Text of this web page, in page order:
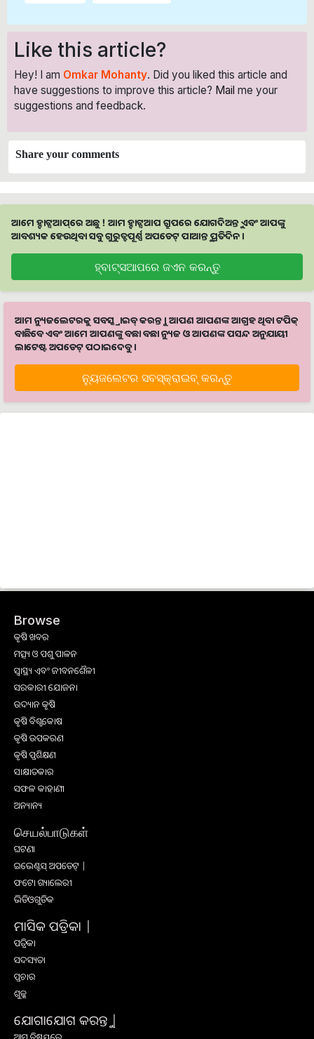
Like this article?
Hey! I am Omkar Mohanty. Did you liked this article and
have suggestions to improve this article? Mail me your
suggestions and feedback.
Share your comments
ଆମେ ହ୍ବାଟ୍ସଆପ୍‌ରେ ଅଛୁ ! ଆମ ହ୍ବାଟ୍ସଆପ ଗ୍ରୁପରେ ଯୋଗଦିଅନ୍ତୁ ଏବଂ ଆପଙ୍କୁ
ଆବଶ୍ୟକ ହେଉଥିବା ସବୁ ଗୁରୁତ୍ବପୂର୍ଣ୍ଣ ଅପଡେଟ୍‌ ପାଆନ୍ତୁ ପ୍ରତିଦିନ ।
ହ୍ବାଟ୍ସଆପରେ ଜଏନ କରନ୍ତୁ
ଆମ ନ୍ୟୁଜଲେଟରକୁ ସବସ୍କ୍ରାଇବ୍ କରନ୍ତୁ । ଆପଣ ଆପଣଙ୍କ ଆଗ୍ରହ ଥିବା ଟପିକ୍‌
ବାଛିବେ ଏବଂ ଆମେ ଆପଣଙ୍କୁ ବଛା ବଛା ନ୍ୟୁଜ ଓ ଆପଣଙ୍କ ପସନ୍ଦ ଅନୁଯାୟୀ
ଲାଟେଷ୍ଟ ଅପଡେଟ୍‌ ପଠାଇଦେବୁ ।
ନ୍ୟୁଜଲେଟର ସବସ୍କ୍ରାଇବ୍‌ କରନ୍ତୁ
Browse
କୃଷି ଖବର
ମତ୍ସ୍ୟ ଓ ପଶୁ ପାଳନ
ସ୍ୱାସ୍ଥ୍ୟ ଏବଂ ଜୀବନଶୈଳୀ
ସରକାରୀ ଯୋଜନା
ଉଦ୍ୟାନ କୃଷି
କୃଷି ବିଶ୍ବକୋଷ
କୃଷି ଉପକରଣ
କୃଷି ପ୍ରଶିକ୍ଷଣ
ସାକ୍ଷାତକାର
ସଫଳ କାହାଣୀ
ଅନ୍ୟାନ୍ୟ
செயல்பாடுகள்
ଘଟଣା
ଇଭେଣ୍ଟସ୍ ଅପଡେଟ୍ |
ଫଟୋ ଗ୍ୟାଲେରୀ
ଭିଡିଓଗୁଡିକ
ମାସିକ ପତ୍ରିକା |
ପତ୍ରିକା
ସଦସ୍ୟତା
ପ୍ରଚାର
ଶୁଳ୍କ
ଯୋଗାଯୋଗ କରନ୍ତୁ |